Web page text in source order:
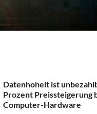
Datenhoheit ist
Prozent Preissteigerung
Computer-Hardware